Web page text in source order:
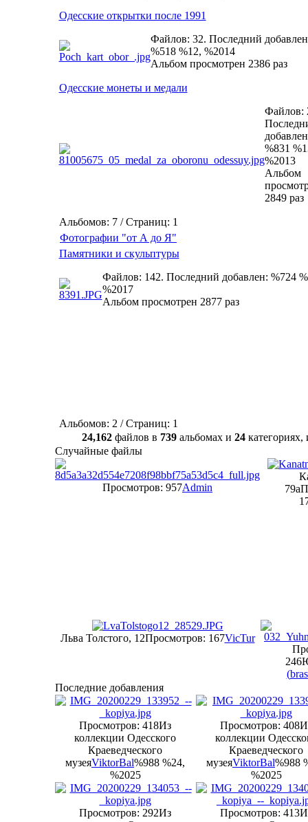
Одесские открытки после 1991
Файлов: 32. Последний
%518 %12, %2014
Альбом просмотрен 2386 раз
Одесские монеты и медали
Файлов:
%831
%2013
Альбом
2849 раз
Альбомов: 7 / Страниц: 1
Фотографии "от А до Я"
Памятники и скульптуры
Файлов: 142. Последний добавлен: %724
%2017
Альбом просмотрен 2877 раз
Альбомов: 2 / Страниц: 1
24,162 файлов в 739 альбомах и 24
Случайные файлы
Просмотров: 957Admin
79а
Льва Толстого, 12Просмотров: 167VicTur
246
(
Последние добавления
Просмотров: 418Из
коллекции Одесского
Краеведческого
музеяViktorBal%988 %24,
%2025
Просмотров: 408
коллекции
Краеведческого
музеяViktorBal%988
%2025
Просмотров: 292Из
Просмотров: 413